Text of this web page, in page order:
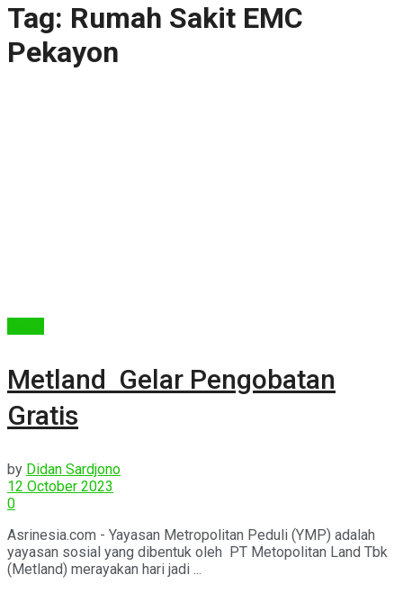
Tag: Rumah Sakit EMC
Pekayon
Metland Gelar Pengobatan
Gratis
by Didan Sardjono
12 October 2023
0
Asrinesia.com - Yayasan Metropolitan Peduli (YMP) adalah
yayasan sosial yang dibentuk oleh PT Metopolitan Land Tbk
(Metland) merayakan hari jadi ...